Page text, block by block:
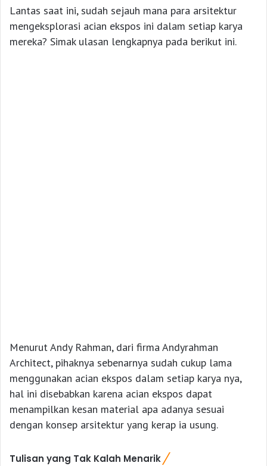
Lantas saat ini, sudah sejauh mana para arsitektur
mengeksplorasi acian ekspos ini dalam setiap karya
mereka? Simak ulasan lengkapnya pada berikut ini.
Menurut Andy Rahman, dari firma Andyrahman
Architect, pihaknya sebenarnya sudah cukup lama
menggunakan acian ekspos dalam setiap karya nya,
hal ini disebabkan karena acian ekspos dapat
menampilkan kesan material apa adanya sesuai
dengan konsep arsitektur yang kerap ia usung.
Tulisan yang Tak Kalah Menarik